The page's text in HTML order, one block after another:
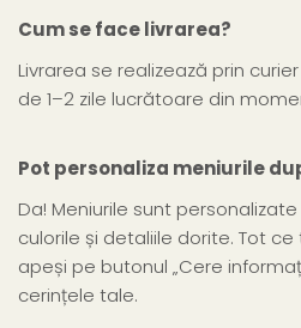
Cum se face livrarea?
Livrarea se realizează prin
de 1–2 zile lucrătoare din
Pot personaliza meniurile
Da! Meniurile sunt
culorile și detaliile dorite. Tot
apeși pe butonul „Cere
cerințele tale.